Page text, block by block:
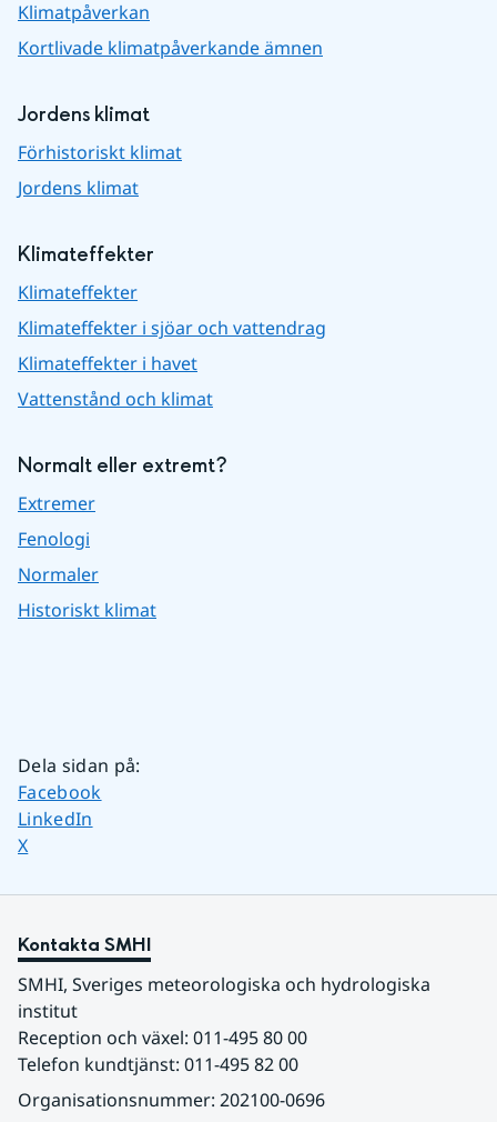
Klimatpåverkan
Kortlivade klimatpåverkande ämnen
Jordens klimat
Förhistoriskt klimat
Jordens klimat
Klimateffekter
Klimateffekter
Klimateffekter i sjöar och vattendrag
Klimateffekter i havet
Vattenstånd och klimat
Normalt eller extremt?
Extremer
Fenologi
Normaler
Historiskt klimat
Dela sidan på:
Dela sidan på
Facebook
Dela sidan på
LinkedIn
Dela sidan på
X
Kontakta SMHI
SMHI, Sveriges meteorologiska och hydrologiska
institut
Reception och växel: 011-495 80 00
Telefon kundtjänst: 011-495 82 00
Organisationsnummer: 202100-0696